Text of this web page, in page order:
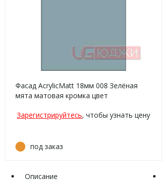
Фасад AcrylicMatt 18мм 008 Зелёная
мята матовая кромка цвет
Зарегистрируйтесь, чтобы узнать цену
под заказ
Описание